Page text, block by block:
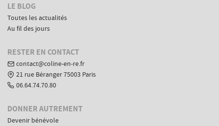
LE BLOG
Toutes les actualités
Au fil des jours
RESTER EN CONTACT
contact@coline-en-re.fr
21 rue Béranger 75003 Paris
06.64.74.70.80
DONNER AUTREMENT
Devenir bénévole